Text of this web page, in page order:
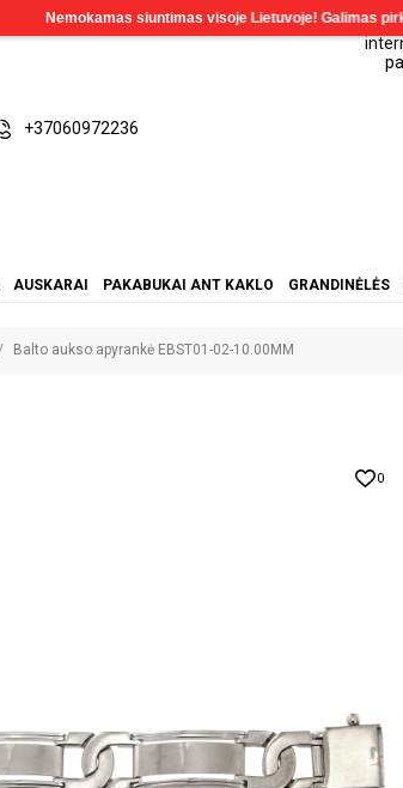
+37060972236
AUSKARAI PAKABUKAI ANT KAKLO GRANDINĖLĖS
Balto aukso apyrankė EBST01-02-10.00MM
0